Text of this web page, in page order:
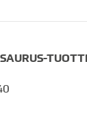
SAURUS-